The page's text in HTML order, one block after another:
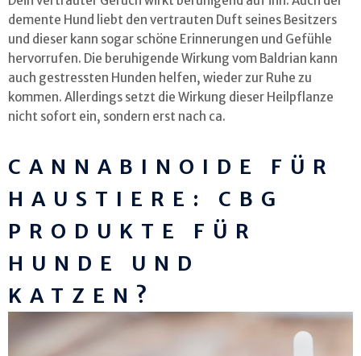
demente Hund liebt den vertrauten Duft seines Besitzers
und dieser kann sogar schöne Erinnerungen und Gefühle
hervorrufen. Die beruhigende Wirkung vom Baldrian kann
auch gestressten Hunden helfen, wieder zur Ruhe zu
kommen. Allerdings setzt die Wirkung dieser Heilpflanze
nicht sofort ein, sondern erst nach ca.
CANNABINOIDE FÜR
HAUSTIERE: CBG
PRODUKTE FÜR
HUNDE UND
KATZEN?